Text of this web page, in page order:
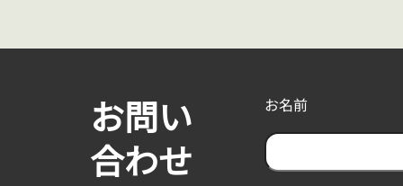
お問い
合わせ
お名前